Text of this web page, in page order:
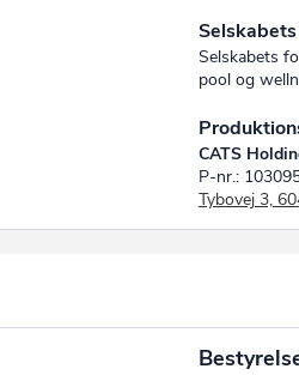
Selskabets
pool og
CATS
P-nr.:
Tybovej 3,